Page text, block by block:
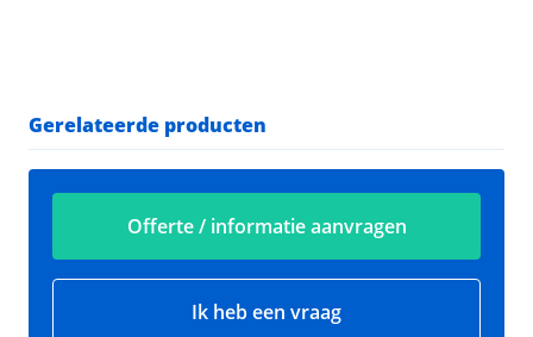
Gerelateerde producten
Offerte / informatie aanvragen
Ik heb een vraag